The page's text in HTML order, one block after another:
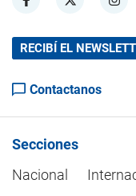
RECIBÍ EL
Contactanos
Secciones
Nacional